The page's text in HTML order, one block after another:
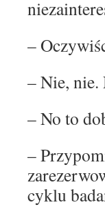
–
– Nie, nie.
– No to
–
cyklu